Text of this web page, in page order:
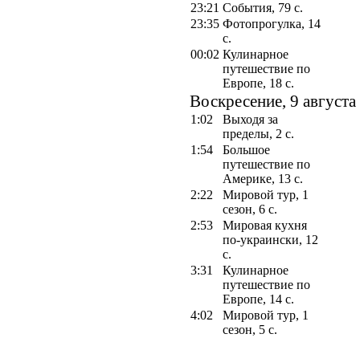
23:21 События, 79 с.
23:35 Фотопрогулка, 14
с.
00:02 Кулинарное
путешествие по
Европе, 18 с.
Воскресение, 9 августа
1:02
Выходя за
пределы, 2 с.
1:54
Большое
путешествие по
Америке, 13 с.
2:22
Мировой тур, 1
сезон, 6 с.
2:53
Мировая кухня
по-украински, 12
с.
3:31
Кулинарное
путешествие по
Европе, 14 с.
4:02
Мировой тур, 1
сезон, 5 с.